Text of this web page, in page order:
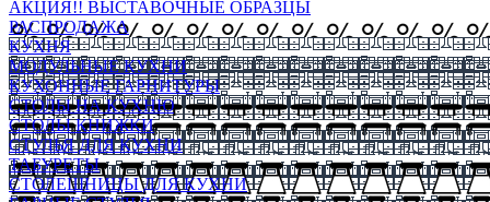
АКЦИЯ!! ВЫСТАВОЧНЫЕ ОБРАЗЦЫ
РАСПРОДАЖА
КУХНЯ
МОДУЛЬНЫЕ КУХНИ
КУХОННЫЕ ГАРНИТУРЫ
СТОЛЫ НА КУХНЮ
СТОЛЫ КНИЖКИ
СТУЛЬЯ ДЛЯ КУХНИ
ТАБУРЕТЫ
СТОЛЕШНИЦЫ ДЛЯ КУХНИ